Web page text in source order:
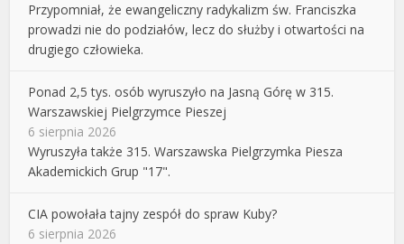
Przypomniał, że ewangeliczny radykalizm św. Franciszka
prowadzi nie do podziałów, lecz do służby i otwartości na
drugiego człowieka.
Ponad 2,5 tys. osób wyruszyło na Jasną Górę w 315.
Warszawskiej Pielgrzymce Pieszej
6 sierpnia 2026
Wyruszyła także 315. Warszawska Pielgrzymka Piesza
Akademickich Grup "17".
CIA powołała tajny zespół do spraw Kuby?
6 sierpnia 2026